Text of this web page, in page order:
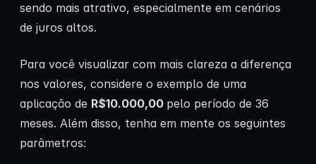
sendo mais atrativo, especialmente em cenários
de juros altos.
Para você visualizar com mais clareza a diferença
nos valores, considere o exemplo de uma
aplicação de R$10.000,00 pelo período de 36
meses. Além disso, tenha em mente os seguintes
parâmetros: